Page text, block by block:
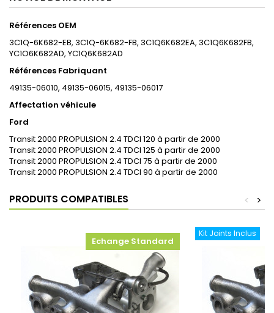
Références OEM
3C1Q-6K682-EB, 3C1Q-6K682-FB, 3C1Q6K682EA, 3C1Q6K682FB,
YC1O6K682AD, YC1Q6K682AD
Références Fabriquant
49135-06010, 49135-06015, 49135-06017
Affectation véhicule
Ford
Transit 2000 PROPULSION 2.4 TDCI 120 à partir de 2000
Transit 2000 PROPULSION 2.4 TDCI 125 à partir de 2000
Transit 2000 PROPULSION 2.4 TDCI 75 à partir de 2000
Transit 2000 PROPULSION 2.4 TDCI 90 à partir de 2000
PRODUITS COMPATIBLES >
<
Echange Standard
Kit Joints Inclus